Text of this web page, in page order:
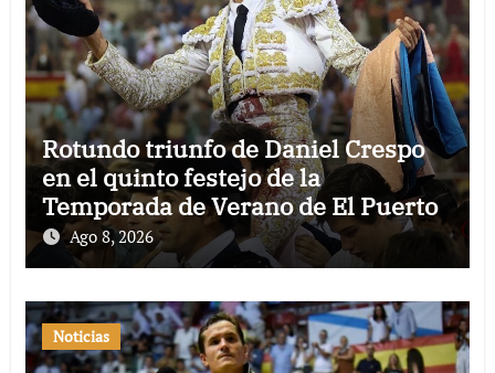
Rotundo triunfo de Daniel Crespo
en el quinto festejo de la
Temporada de Verano de El Puerto
Ago 8, 2026
Noticias